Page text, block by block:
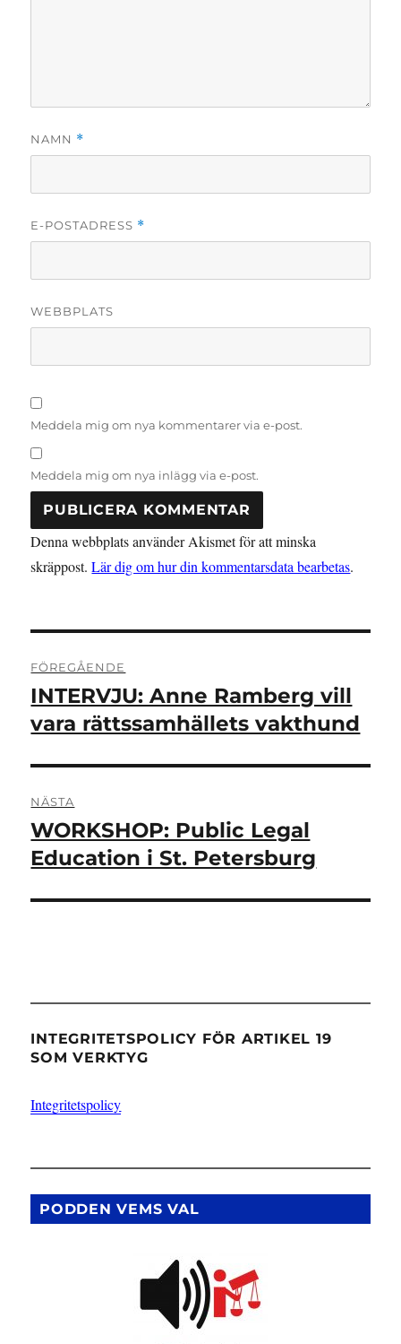
NAMN *
E-POSTADRESS *
WEBBPLATS
Meddela mig om nya kommentarer via e-post.
Meddela mig om nya inlägg via e-post.
Denna webbplats använder Akismet för att minska
skräppost.Lär dig om hur din kommentarsdata bearbetas.
FÖREGÅENDE
Föregående
inlägg:
INTERVJU: Anne Ramberg vill
vara rättssamhällets vakthund
NÄSTA
Nästa
inlägg:
WORKSHOP: Public Legal
Education i St. Petersburg
INTEGRITETSPOLICY FÖR ARTIKEL 19
SOM VERKTYG
Integritetspolicy
PODDEN VEMS VAL